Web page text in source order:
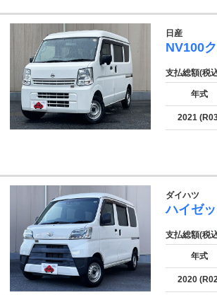
日産
NV100
支払総額(税
年式
2021
ダイハツ
ハイゼ
支払総額(税
年式
2020